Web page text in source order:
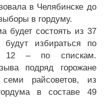
в Челябинске до
в гордуму.
будет состоять из 37
избираться по
12 – по спискам.
подряд горожане
райсоветов, из
в составе 49